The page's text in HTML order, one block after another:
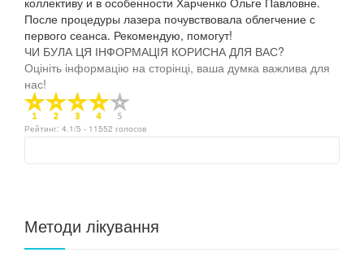
После процедуры лазера почувствовала облегчение с
первого сеанса. Рекомендую, помогут!
ЧИ БУЛА ЦЯ ІНФОРМАЦІЯ КОРИСНА ДЛЯ ВАС?
Оцініть інформацію на сторінці, ваша думка важлива для
нас!
Рейтинг: 4.1/5 - 11552 голосов
Методи лікування